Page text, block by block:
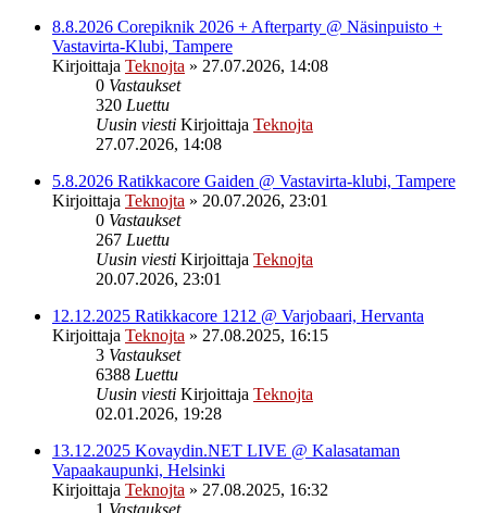
8.8.2026 Corepiknik 2026 + Afterparty @ Näsinpuisto +
Vastavirta-Klubi, Tampere
Kirjoittaja Teknojta » 27.07.2026, 14:08
0 Vastaukset
320 Luettu
Uusin viesti Kirjoittaja Teknojta
27.07.2026, 14:08
5.8.2026 Ratikkacore Gaiden @ Vastavirta-klubi, Tampere
Kirjoittaja Teknojta » 20.07.2026, 23:01
0 Vastaukset
267 Luettu
Uusin viesti Kirjoittaja Teknojta
20.07.2026, 23:01
12.12.2025 Ratikkacore 1212 @ Varjobaari, Hervanta
Kirjoittaja Teknojta » 27.08.2025, 16:15
3 Vastaukset
6388 Luettu
Uusin viesti Kirjoittaja Teknojta
02.01.2026, 19:28
13.12.2025 Kovaydin.NET LIVE @ Kalasataman
Vapaakaupunki, Helsinki
Kirjoittaja Teknojta » 27.08.2025, 16:32
1 Vastaukset